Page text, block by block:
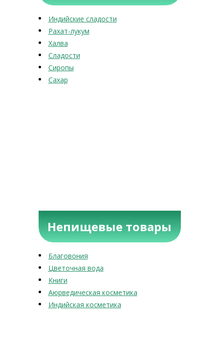
Индийские сладости
Рахат-лукум
Халва
Сладости
Сиропы
Сахар
Непищевые товары
Благовония
Цветочная вода
Книги
Аюрведическая косметика
Индийская косметика